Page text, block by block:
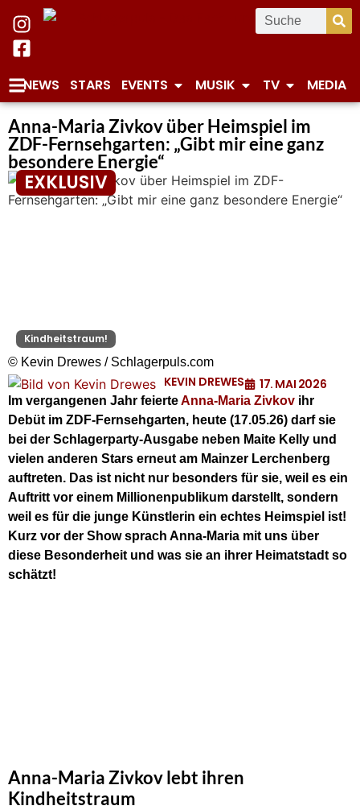
NEWS STARS EVENTS MUSIK TV MEDIA
Anna-Maria Zivkov über Heimspiel im
ZDF-Fernsehgarten: „Gibt mir eine ganz
besondere Energie“
EXKLUSIV
Kindheitstraum!
© Kevin Drewes / Schlagerpuls.com
KEVIN DREWES 17. MAI 2026
Im vergangenen Jahr feierteAnna-Maria Zivkov ihr
Debüt im ZDF-Fernsehgarten, heute (17.05.26) darf sie
bei der Schlagerparty-Ausgabe neben Maite Kelly und
vielen anderen Stars erneut am Mainzer Lerchenberg
auftreten. Das ist nicht nur besonders für sie, weil es ein
Auftritt vor einem Millionenpublikum darstellt, sondern
weil es für die junge Künstlerin ein echtes Heimspiel ist!
Kurz vor der Show sprach Anna-Maria mit uns über
diese Besonderheit und was sie an ihrer Heimatstadt so
schätzt!
Anna-Maria Zivkov lebt ihren
Kindheitstraum